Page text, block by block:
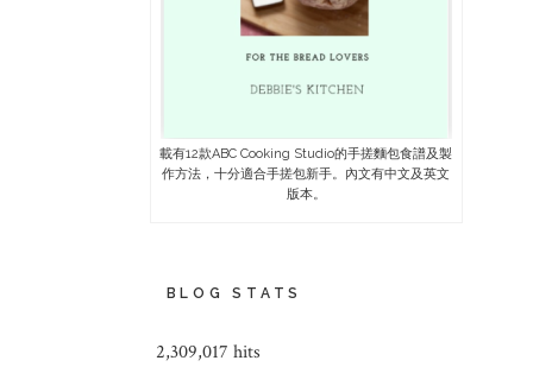
載有12款ABC Cooking Studio的手搓麵包食譜及製
作方法，十分適合手搓包新手。內文有中文及英文
版本。
BLOG STATS
2,309,017 hits